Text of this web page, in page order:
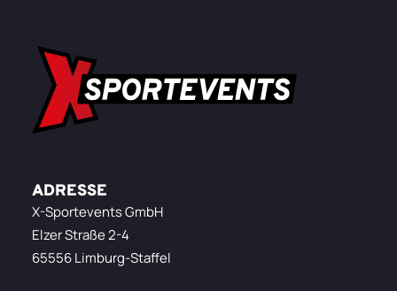
ADRESSE
X-Sportevents GmbH
Elzer Straße 2-4
65556 Limburg-Staffel